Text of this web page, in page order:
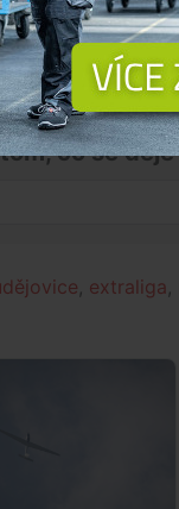
co se
extraliga